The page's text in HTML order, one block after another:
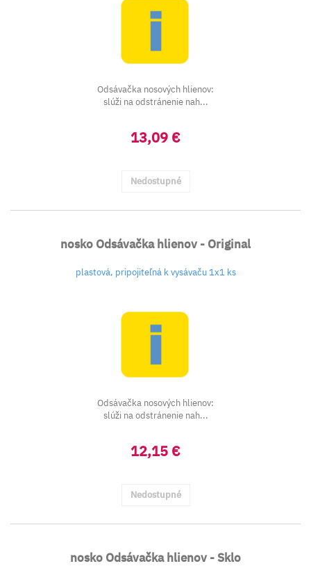
Odsávačka nosových hlienov:
slúži na odstránenie nah...
13,09 €
Nedostupné
nosko Odsávačka hlienov - Original
plastová, pripojiteľná k vysávaču 1x1 ks
Odsávačka nosových hlienov:
slúži na odstránenie nah...
12,15 €
Nedostupné
nosko Odsávačka hlienov - Sklo